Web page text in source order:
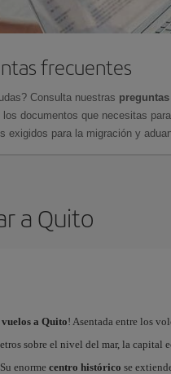
frecuentes
Consulta nuestras
los documentos que necesitas
exigidos para la migración y
a Quito
a Quito! Asentada entre los
sobre el nivel del mar, la capital
enorme centro histórico se